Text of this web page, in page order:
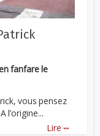
fanfare le
vous pensez
l’origine...
Lire ...